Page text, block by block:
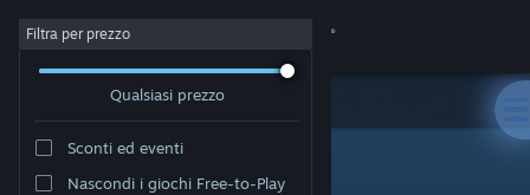
Accedi
Filtra per prezzo
Qualsiasi prezzo
Sconti ed eventi
Nascondi i giochi Free-to-Play
Sviluppatore: 众妙之门工作室